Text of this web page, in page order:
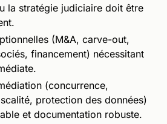
la stratégie judiciaire doit être
(M&A, carve-out,
financement) nécessitant
(concurrence,
protection des données)
et documentation robuste.